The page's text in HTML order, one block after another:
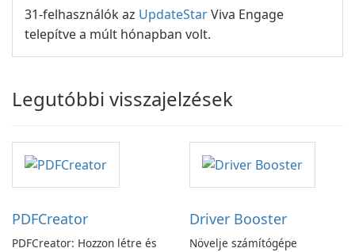
31-felhasználók az UpdateStarViva Engage
telepítve a múlt hónapban volt.
Legutóbbi visszajelzések
PDFCreator
PDFCreator: Hozzon létre és
Driver Booster
Növelje számítógépe